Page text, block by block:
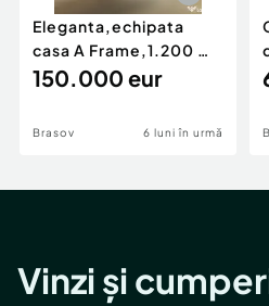
Eleganta,echipata
casa A Frame,1.200 mp
teren,deschidere Pia
150.000 eur
Brasov 6 luni în urmă
Vinzi și